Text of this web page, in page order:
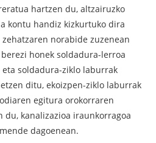
hartzen du, altzairuzko
kontu handiz kizkurtuko dira
norabide zuzenean
honek soldadura-lerroa
soldadura-ziklo laburrak
ditu, ekoizpen-ziklo laburrak
egitura orokorraren
du, kanalizazioa iraunkorragoa
dagoenean.